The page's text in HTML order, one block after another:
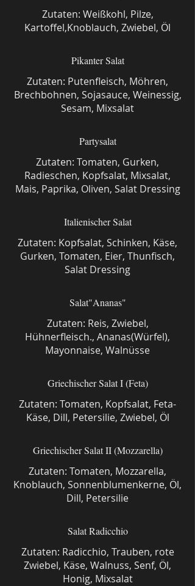
Zutaten: Weißkohl, Pilze,
Kartoffel,Knoblauch, Zwiebel, Öl
Pikanter Salat
Zutaten: Putenfleisch, Möhren,
Brechbohnen, Sojasauce, Weinessig,
Sesam, Mixsalat
Partysalat
Zutaten: Tomaten, Gurken,
Radieschen, Kopfsalat, Mixsalat,
Mais, Paprika, Oliven, Salat Dressing
Italienischer Salat
Zutaten: Kopfsalat, Schinken, Käse,
Gurken, Tomaten, Eier, Thunfisch,
Salat Dressing
Salat"Ananas"
Zutaten: Reis, Zwiebel,
Hühnerfleisch., Ananas(Würfel),
Mayonnaise, Walnüsse
Griechischer Salat I (Feta)
Zutaten: Tomaten, Kopfsalat, Feta-
Käse, Dill, Petersilie, Zwiebel, Öl
Griechischer Salat II (Mozzarella)
Zutaten: Tomaten, Mozzarella,
Knoblauch, Sonnenblumenkerne, Öl,
Dill, Petersilie
Salat Radicchio
Zutaten: Radicchio, Trauben, rote
Zwiebel, Käse, Walnuss, Senf, Öl,
Honig, Mixsalat